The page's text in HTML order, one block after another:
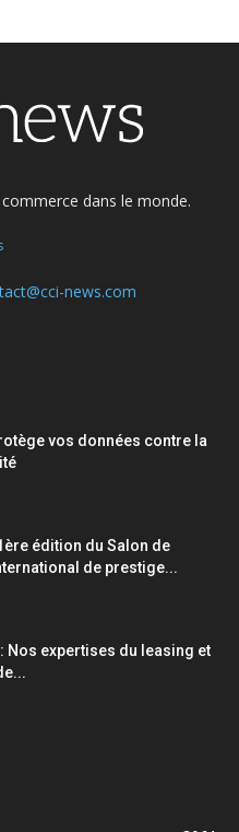
dans le monde.
news.com
vos données contre la
édition du Salon de
de prestige...
Nos expertises du leasing et